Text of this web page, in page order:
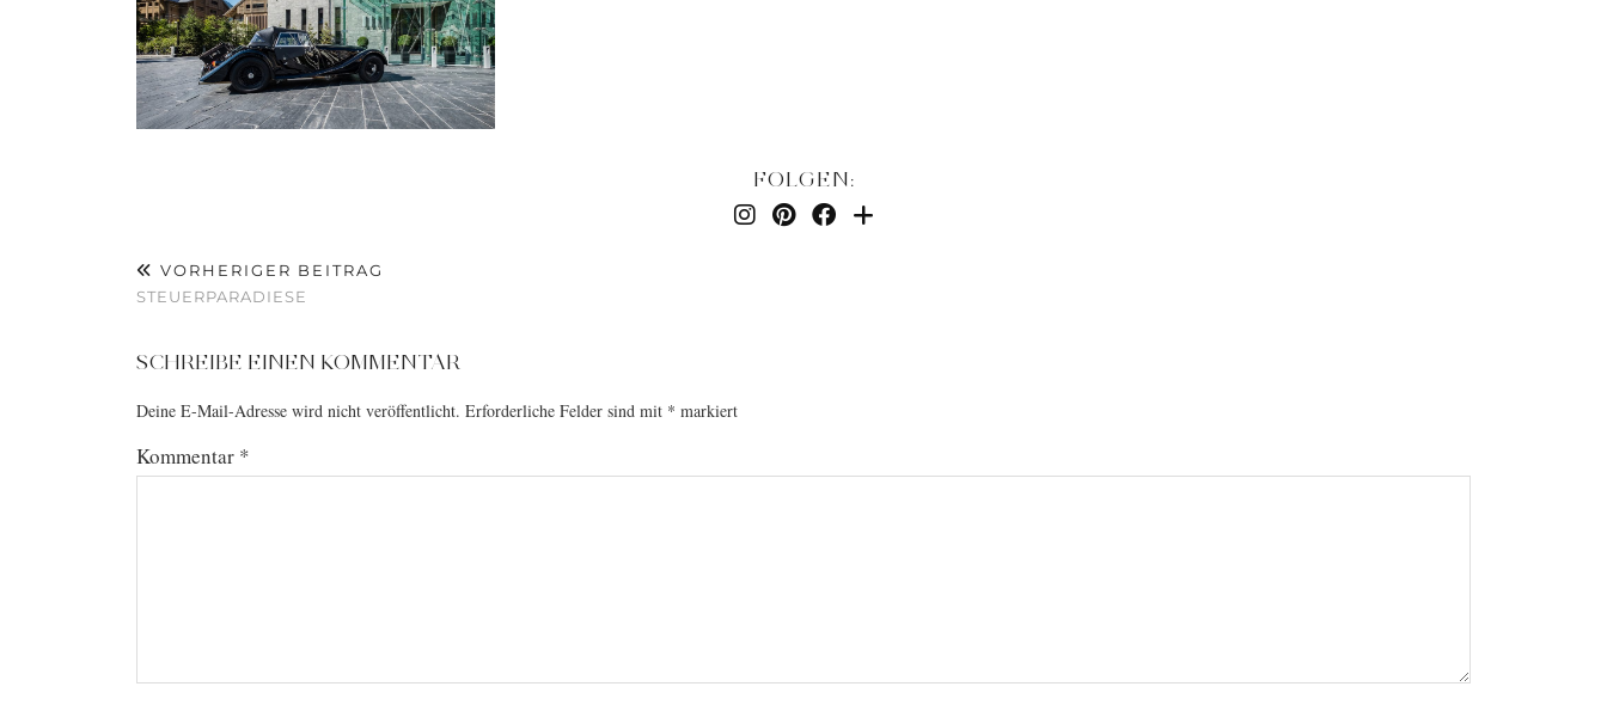
FOLGEN:
VORHERIGER BEITRAG
STEUERPARADIESE
SCHREIBE EINEN KOMMENTAR
Deine E-Mail-Adresse wird nicht veröffentlicht. Erforderliche Felder sind mit * markiert
Kommentar *